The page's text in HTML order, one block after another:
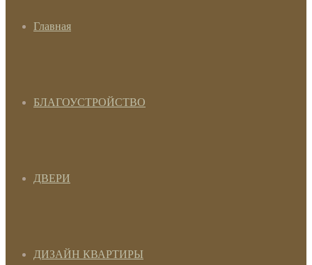
Главная
БЛАГОУСТРОЙСТВО
ДВЕРИ
ДИЗАЙН КВАРТИРЫ